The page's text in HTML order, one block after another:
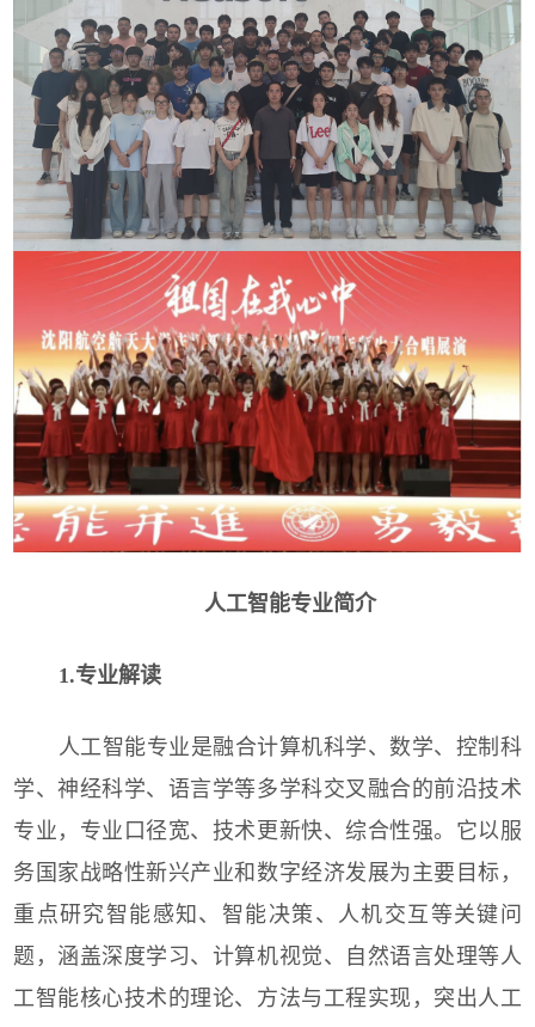
人工智能专业简介
1.专业解读
人工智能专业是融合计算机科学、数学、控制科
学、神经科学、语言学等多学科交叉融合的前沿技术
专业，专业口径宽、技术更新快、综合性强。它以服
务国家战略性新兴产业和数字经济发展为主要目标，
重点研究智能感知、智能决策、人机交互等关键问
题，涵盖深度学习、计算机视觉、自然语言处理等人
工智能核心技术的理论、方法与工程实现，突出人工